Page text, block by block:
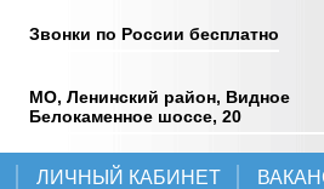
Звонки по России бесплатно
МО, Ленинский район, Видное
Белокаменное шоссе, 20
ЛИЧНЫЙ КАБИНЕТ